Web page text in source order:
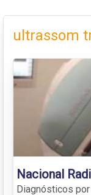
ultrassom
Nacional
Diagnósticos